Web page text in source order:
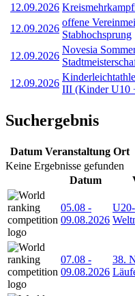
12.09.2026
12.09.2026
offene
Stabhochsprung
12.09.2026
Novesia
12.09.2026
III (Kinder U10
Suchergebnis
Datum Veranstaltung Ort
Keine Ergebnisse gefunden
Datum
05.08 -
09.08.2026
U20-
07.08 -
09.08.2026
38.